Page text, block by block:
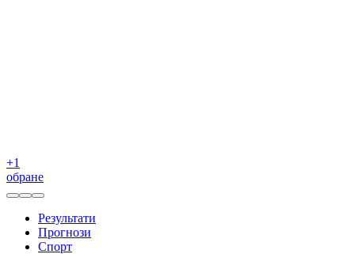
+1
обране
Результати
Прогнози
Спорт